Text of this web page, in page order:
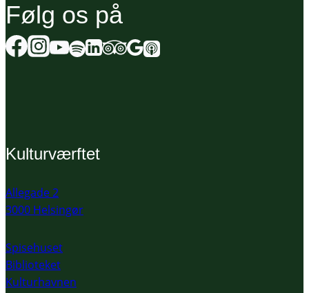
Følg os på
Kulturværftet
Allegade 2
3000 Helsingør
Spisehuset
Biblioteket
Kulturhavnen